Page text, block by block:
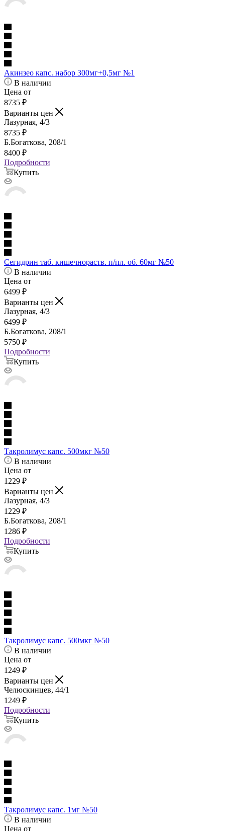
Акинзео капс. набор 300мг+0,5мг №1
В наличии
Цена от
8735 ₽
Варианты цен
Лазурная, 4/3
8735 ₽
Б.Богаткова, 208/1
8400 ₽
Подробности
Купить
Сегидрин таб. кишечнораств. п/пл. об. 60мг №50
В наличии
Цена от
6499 ₽
Варианты цен
Лазурная, 4/3
6499 ₽
Б.Богаткова, 208/1
5750 ₽
Подробности
Купить
Такролимус капс. 500мкг №50
В наличии
Цена от
1229 ₽
Варианты цен
Лазурная, 4/3
1229 ₽
Б.Богаткова, 208/1
1286 ₽
Подробности
Купить
Такролимус капс. 500мкг №50
В наличии
Цена от
1249 ₽
Варианты цен
Челюскинцев, 44/1
1249 ₽
Подробности
Купить
Такролимус капс. 1мг №50
В наличии
Цена от